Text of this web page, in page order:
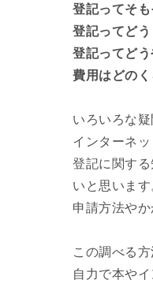
登記ってそ
登記ってど
登記ってど
費用はどの
いろいろな疑
インターネ
登記に関す
いと思います
申請方法や
この調べる
自力で本や